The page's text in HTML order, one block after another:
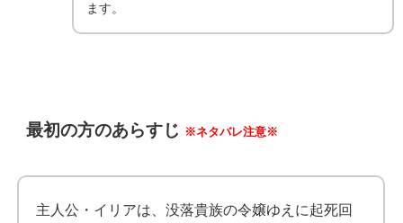
ます。
最初の方のあらすじ ※ネタバレ注意※
主人公・イリアは、没落貴族の令嬢ゆえに起死回